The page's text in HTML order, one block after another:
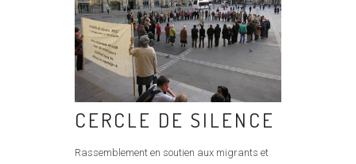
CERCLE DE SILENCE
Rassemblement en soutien aux migrants et